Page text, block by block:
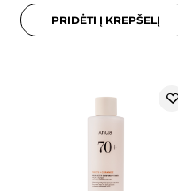
PRIDĖTI Į KREPŠELĮ